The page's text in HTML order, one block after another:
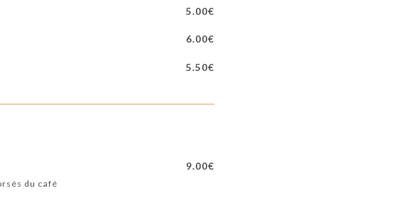
5.00€
6.00€
5.50€
9.00€
du café